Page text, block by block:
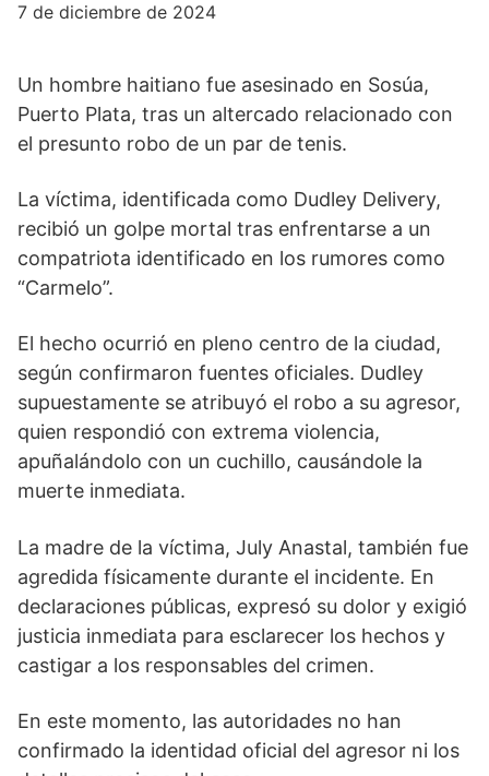
7 de diciembre de 2024
Un hombre haitiano fue asesinado en Sosúa,
Puerto Plata, tras un altercado relacionado con
el presunto robo de un par de tenis.
La víctima, identificada como Dudley Delivery,
recibió un golpe mortal tras enfrentarse a un
compatriota identificado en los rumores como
“Carmelo”.
El hecho ocurrió en pleno centro de la ciudad,
según confirmaron fuentes oficiales. Dudley
supuestamente se atribuyó el robo a su agresor,
quien respondió con extrema violencia,
apuñalándolo con un cuchillo, causándole la
muerte inmediata.
La madre de la víctima, July Anastal, también fue
agredida físicamente durante el incidente. En
declaraciones públicas, expresó su dolor y exigió
justicia inmediata para esclarecer los hechos y
castigar a los responsables del crimen.
En este momento, las autoridades no han
confirmado la identidad oficial del agresor ni los